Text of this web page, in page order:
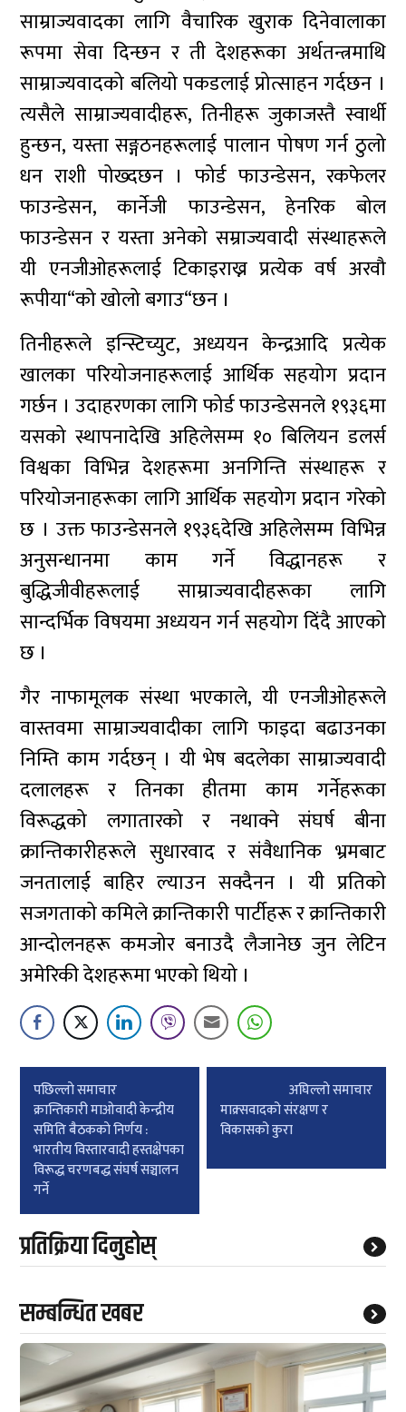
साम्राज्यवादका लागि वैचारिक खुराक दिनेवालाका
रूपमा सेवा दिन्छन र ती देशहरूका अर्थतन्त्रमाथि
साम्राज्यवादको बलियो पकडलाई प्रोत्साहन गर्दछन ।
त्यसैले साम्राज्यवादीहरू, तिनीहरू जुकाजस्तै स्वार्थी
हुन्छन, यस्ता सङ्गठनहरूलाई पालान पोषण गर्न ठुलो
धन राशी पोख्दछन । फोर्ड फाउन्डेसन, रकफेलर
फाउन्डेसन, कार्नेजी फाउन्डेसन, हेनरिक बोल
फाउन्डेसन र यस्ता अनेको सम्राज्यवादी संस्थाहरूले
यी एनजीओहरूलाई टिकाइराख्न प्रत्येक वर्ष अरवौ
रूपीया“को खोलो बगाउ“छन ।
तिनीहरूले इन्स्टिच्युट, अध्ययन केन्द्रआदि प्रत्येक
खालका परियोजनाहरूलाई आर्थिक सहयोग प्रदान
गर्छन । उदाहरणका लागि फोर्ड फाउन्डेसनले १९३६मा
यसको स्थापनादेखि अहिलेसम्म १० बिलियन डलर्स
विश्वका विभिन्न देशहरूमा अनगिन्ति संस्थाहरू र
परियोजनाहरूका लागि आर्थिक सहयोग प्रदान गरेको
छ । उक्त फाउन्डेसनले १९३६देखि अहिलेसम्म विभिन्न
अनुसन्धानमा काम गर्ने विद्धानहरू र
बुद्धिजीवीहरूलाई साम्राज्यवादीहरूका लागि
सान्दर्भिक विषयमा अध्ययन गर्न सहयोग दिंदै आएको
छ ।
गैर नाफामूलक संस्था भएकाले, यी एनजीओहरूले
वास्तवमा साम्राज्यवादीका लागि फाइदा बढाउनका
निम्ति काम गर्दछन् । यी भेष बदलेका साम्राज्यवादी
दलालहरू र तिनका हीतमा काम गर्नेहरूका
विरूद्धको लगातारको र नथाक्ने संघर्ष बीना
क्रान्तिकारीहरूले सुधारवाद र संवैधानिक भ्रमबाट
जनतालाई बाहिर ल्याउन सक्दैनन । यी प्रतिको
सजगताको कमिले क्रान्तिकारी पार्टीहरू र क्रान्तिकारी
आन्दोलनहरू कमजोर बनाउदै लैजानेछ जुन लेटिन
अमेरिकी देशहरूमा भएको थियो ।
Post
navigation
पछिल्लाे समाचार
क्रान्तिकारी माओवादी केन्द्रीय
समिति बैठककाे निर्णय :
भारतीय विस्तारवादी हस्तक्षेपका
विरूद्ध चरणबद्ध संघर्ष सञ्चालन
गर्ने
अघिल्लाे समाचार
माक्र्सवादको संरक्षण र
विकासको कुरा
प्रतिक्रिया दिनुहोस्
सम्बन्धित खबर